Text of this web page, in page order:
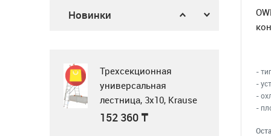
Midea MG3205X
Микроволновка
Новинки
Трехсекционная
универсальная
лестница, 3x10, Krause
Tribilo 129765
152 360 ₸
-
-
-
-